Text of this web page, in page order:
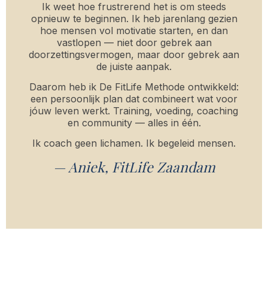
Ik weet hoe frustrerend het is om steeds
opnieuw te beginnen. Ik heb jarenlang gezien
hoe mensen vol motivatie starten, en dan
vastlopen — niet door gebrek aan
doorzettingsvermogen, maar door gebrek aan
de juiste aanpak.
Daarom heb ik De FitLife Methode ontwikkeld:
een persoonlijk plan dat combineert wat voor
jóuw leven werkt. Training, voeding, coaching
en community — alles in één.
Ik coach geen lichamen. Ik begeleid mensen.
— Aniek, FitLife Zaandam